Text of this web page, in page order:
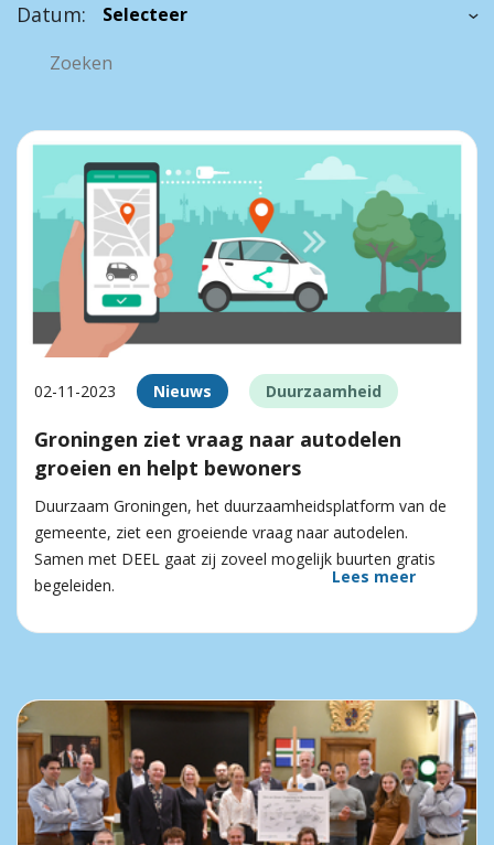
Datum:
02-11-2023 Nieuws Duurzaamheid
Groningen ziet vraag naar autodelen
groeien en helpt bewoners
Duurzaam Groningen, het duurzaamheidsplatform van de
gemeente, ziet een groeiende vraag naar autodelen.
Samen met DEEL gaat zij zoveel mogelijk buurten gratis
begeleiden.
Lees meer